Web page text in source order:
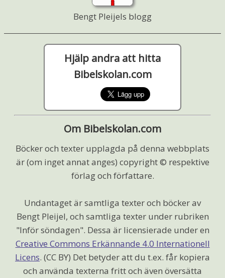
Bengt Pleijels blogg
Hjälp andra att hitta
Bibelskolan.com
Om Bibelskolan.com
Böcker och texter upplagda på denna webbplats
är (om inget annat anges) copyright © respektive
förlag och författare.
Undantaget är samtliga texter och böcker av
Bengt Pleijel, och samtliga texter under rubriken
"Inför söndagen". Dessa är licensierade under en
Creative Commons Erkännande 4.0 Internationell
Licens. (CC BY) Det betyder att du t.ex. får kopiera
och använda texterna fritt och även översätta